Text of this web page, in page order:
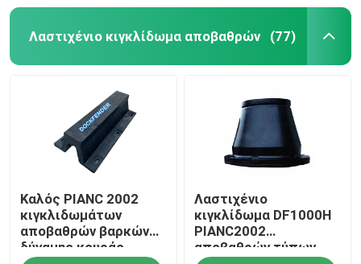
Κιγκλιδώματα τύπων Δ
Κυλινδρικά θαλάσσια κιγκλιδώματα
Λαστιχένιο κιγκλίδωμα κυττάρων
Κιγκλιδώματα βαρκών ρυμουλκών
Κιγκλιδώματα κυλίνδρων
Λαστιχένιο κιγκλίδωμα αποβαθρών (77)
Καλός PIANC 2002
κιγκλιδωμάτων
αποβαθρών βαρκών
δύναμης κουράς
Λαστιχένιο
κιγκλίδωμα DF1000H
PIANC2002
αποβαθρών τύπων